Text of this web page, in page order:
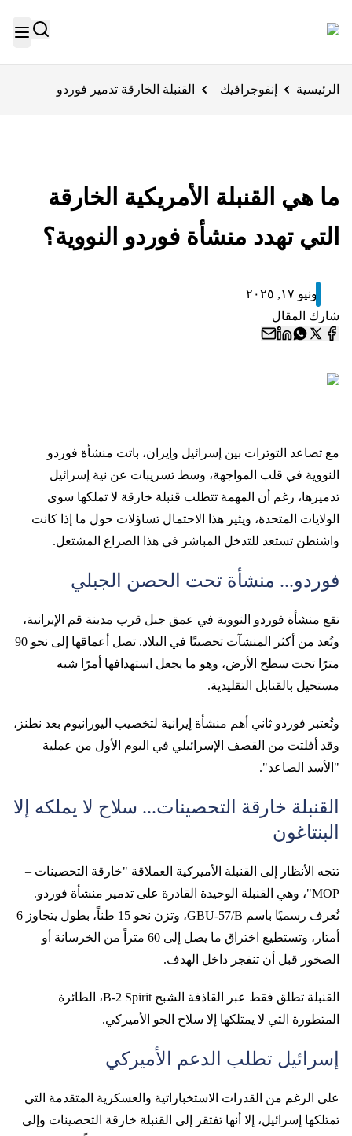
الرئيسية إنفوجرافيك القنبلة الخارقة تدمير فوردو
ما هي القنبلة الأمريكية الخارقة
التي تهدد منشأة فوردو النووية؟
يونيو ١٧, ٢٠٢٥
شارك المقال
مع تصاعد التوترات بين إسرائيل وإيران، باتت منشأة فوردو
النووية في قلب المواجهة، وسط تسريبات عن نية إسرائيل
تدميرها، رغم أن المهمة تتطلب قنبلة خارقة لا تملكها سوى
الولايات المتحدة، ويثير هذا الاحتمال تساؤلات حول ما إذا كانت
واشنطن تستعد للتدخل المباشر في هذا الصراع المشتعل.
فوردو... منشأة تحت الحصن الجبلي
تقع منشأة فوردو النووية في عمق جبل قرب مدينة قم الإيرانية،
وتُعد من أكثر المنشآت تحصينًا في البلاد. تصل أعماقها إلى نحو 90
مترًا تحت سطح الأرض، وهو ما يجعل استهدافها أمرًا شبه
مستحيل بالقنابل التقليدية.
وتُعتبر فوردو ثاني أهم منشأة إيرانية لتخصيب اليورانيوم بعد نطنز،
وقد أفلتت من القصف الإسرائيلي في اليوم الأول من عملية
"الأسد الصاعد".
القنبلة خارقة التحصينات... سلاح لا يملكه إلا
البنتاغون
تتجه الأنظار إلى القنبلة الأميركية العملاقة "خارقة التحصينات –
MOP"، وهي القنبلة الوحيدة القادرة على تدمير منشأة فوردو.
تُعرف رسميًا باسم GBU-57/B، وتزن نحو 15 طناً، بطول يتجاوز 6
أمتار، وتستطيع اختراق ما يصل إلى 60 متراً من الخرسانة أو
الصخور قبل أن تنفجر داخل الهدف.
القنبلة تطلق فقط عبر القاذفة الشبح B-2 Spirit، الطائرة
المتطورة التي لا يمتلكها إلا سلاح الجو الأميركي.
إسرائيل تطلب الدعم الأميركي
على الرغم من القدرات الاستخباراتية والعسكرية المتقدمة التي
تمتلكها إسرائيل، إلا أنها تفتقر إلى القنبلة خارقة التحصينات وإلى